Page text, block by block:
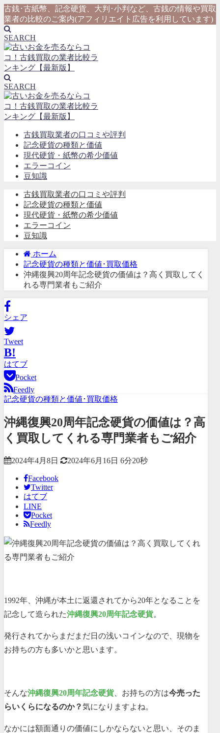
古銭･古紙幣、記念硬貨、大判･小判など、古銭の情報や買取
業者の比較のご案内(アフィリエイト広告を利用しています)
SEARCH
SEARCH
古銭買取業者の口コミや評判
記念硬貨の種類と価値
現代硬貨・紙幣の希少価値
エラーコイン
豆知識
古銭買取業者の口コミや評判
記念硬貨の種類と価値
現代硬貨・紙幣の希少価値
エラーコイン
豆知識
ホーム
記念硬貨の種類と価値･買取価格
沖縄復興20周年記念硬貨の価値は？高く買取してく
れる専門業者もご紹介
シェア
Tweet
B!
はてブ
Pocket
Feedly
記念硬貨の種類と価値･買取価格
沖縄復興20周年記念硬貨の価値は？高
く買取してくれる専門業者もご紹介
2024年4月8日 2024年6月16日 6分20秒
Facebook
Twitter
はてブ
LINE
Pocket
Feedly
1992年、沖縄が本土に返還されてから20年となることを
記念して造られた沖縄復興20周年記念硬貨。
発行されてからまだまだ日の浅いコインなので、現物を
お持ちの方も多いかと思います。
そんな沖縄復興20周年記念硬貨、お持ちの方は今売った
らいくらになるのか？気になりますよね。
なかには額面通りの価値にしかならないと思い、そのま